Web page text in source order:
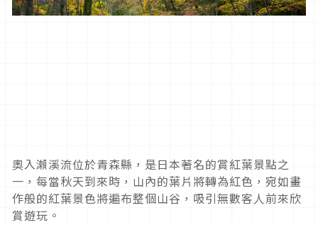
奧入瀨溪流位於青森縣，是日本著名的賞紅葉景點之
一，每當秋天到來時，山內的葉片將轉為紅色，宛如畫
作般的紅葉景色將遍布整個山谷，吸引無數客人前來欣
賞遊玩。